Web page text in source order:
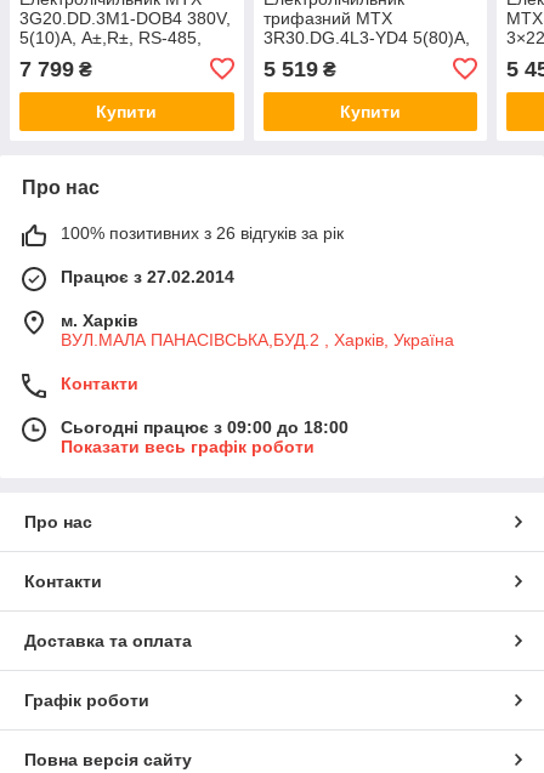
3G20.DD.3M1-DOB4 380V,
5(10)А, A±,R±, RS-485,
7 799 ₴
Купити
трифазний MTX
3R30.DG.4L3-YD4 5(80)А,
(аналог MTX
3R30.DH.4L1-YDO4)
5 519₴
Купити
5
Про нас
100% позитивних з 26 відгуків за рік
Працює з 27.02.2014
м. Харків
ВУЛ.МАЛА ПАНАСІВСЬКА,БУД.2 , Харків, Україна
Контакти
Сьогодні працює з 09:00 до 18:00
Показати весь графік роботи
Про нас
Контакти
Доставка та оплата
Графік роботи
Повна версія сайту